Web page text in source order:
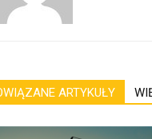
ARTYKUŁY